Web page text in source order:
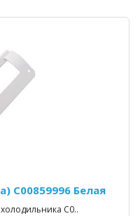
C00859996 Белая
C0..